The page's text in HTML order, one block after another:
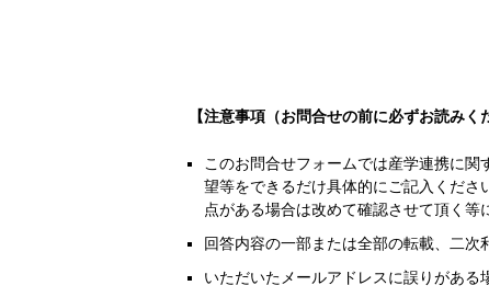
【注意事項（お問合せの前に必ずお読みく
このお問合せフォームでは産学連携に
望等をできるだけ具体的にご記入くだ
点がある場合は改めて確認させて頂く等
回答内容の一部または全部の転載、二次
いただいたメールアドレスに誤りがあ